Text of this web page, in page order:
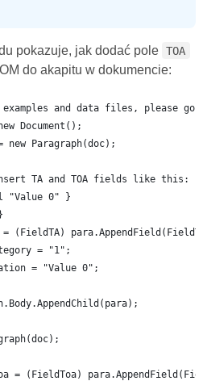
pokazuje, jak dodać pole TOA
do akapitu w dokumencie:
and data files, please go
Document();
new Paragraph(doc);
TA and TOA fields like this:
0" }
(FieldTA)
= "1";
= "Value 0";
= (FieldToa)